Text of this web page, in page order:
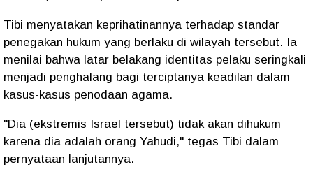
Tibi menyatakan keprihatinannya terhadap standar
penegakan hukum yang berlaku di wilayah tersebut. Ia
menilai bahwa latar belakang identitas pelaku seringkali
menjadi penghalang bagi terciptanya keadilan dalam
kasus-kasus penodaan agama.
"Dia (ekstremis Israel tersebut) tidak akan dihukum
karena dia adalah orang Yahudi," tegas Tibi dalam
pernyataan lanjutannya.